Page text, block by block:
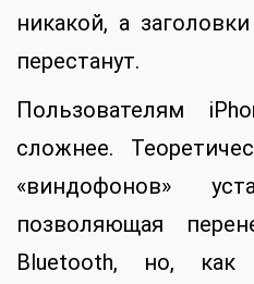
никакой, а
перестанут.
Пользователям
сложнее.
«виндофонов»
позволяющая
Bluetooth, но,